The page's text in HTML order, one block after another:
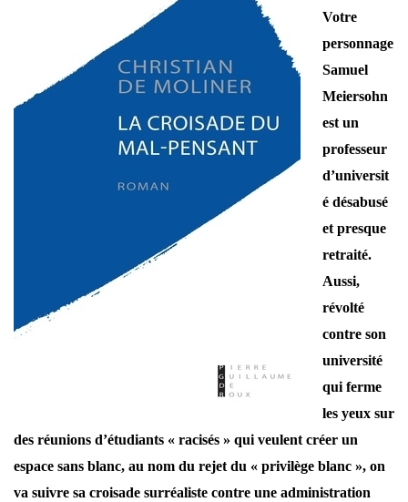
Votre
personnage
Samuel
Meiersohn
est un
professeur
d’universit
é désabusé
et presque
retraité.
Aussi,
révolté
contre son
université
qui ferme
les yeux sur
des réunions d’étudiants « racisés » qui veulent créer un
espace sans blanc, au nom du rejet du « privilège blanc », on
va suivre sa croisade surréaliste contre une administration